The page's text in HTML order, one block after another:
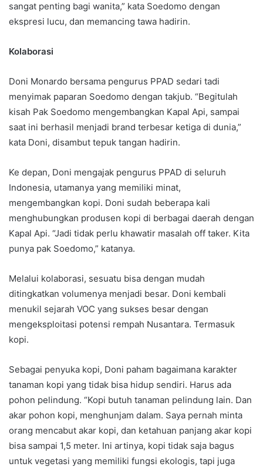
sangat penting bagi wanita,” kata Soedomo dengan
ekspresi lucu, dan memancing tawa hadirin.
Kolaborasi
Doni Monardo bersama pengurus PPAD sedari tadi
menyimak paparan Soedomo dengan takjub. “Begitulah
kisah Pak Soedomo mengembangkan Kapal Api, sampai
saat ini berhasil menjadi brand terbesar ketiga di dunia,”
kata Doni, disambut tepuk tangan hadirin.
Ke depan, Doni mengajak pengurus PPAD di seluruh
Indonesia, utamanya yang memiliki minat,
mengembangkan kopi. Doni sudah beberapa kali
menghubungkan produsen kopi di berbagai daerah dengan
Kapal Api. “Jadi tidak perlu khawatir masalah off taker. Kita
punya pak Soedomo,” katanya.
Melalui kolaborasi, sesuatu bisa dengan mudah
ditingkatkan volumenya menjadi besar. Doni kembali
menukil sejarah VOC yang sukses besar dengan
mengeksploitasi potensi rempah Nusantara. Termasuk
kopi.
Sebagai penyuka kopi, Doni paham bagaimana karakter
tanaman kopi yang tidak bisa hidup sendiri. Harus ada
pohon pelindung. “Kopi butuh tanaman pelindung lain. Dan
akar pohon kopi, menghunjam dalam. Saya pernah minta
orang mencabut akar kopi, dan ketahuan panjang akar kopi
bisa sampai 1,5 meter. Ini artinya, kopi tidak saja bagus
untuk vegetasi yang memiliki fungsi ekologis, tapi juga